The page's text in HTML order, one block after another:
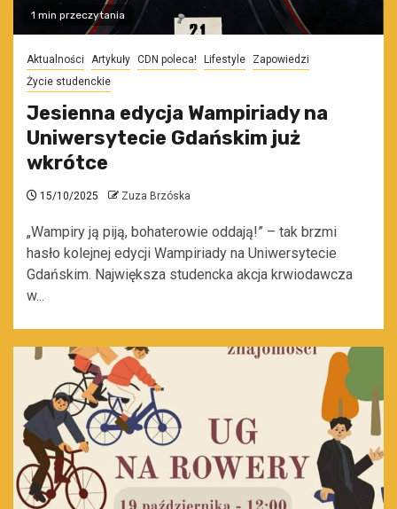
1 min przeczytania
Aktualności Artykuły CDN poleca! Lifestyle
Zapowiedzi
Życie studenckie
Jesienna edycja Wampiriady na
Uniwersytecie Gdańskim już
wkrótce
15/10/2025 Zuza Brzóska
„Wampiry ją piją, bohaterowie oddają!” – tak brzmi
hasło kolejnej edycji Wampiriady na Uniwersytecie
Gdańskim. Największa studencka akcja krwiodawcza
w...